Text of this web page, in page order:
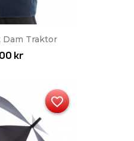
Traktor
kr
favorite_border